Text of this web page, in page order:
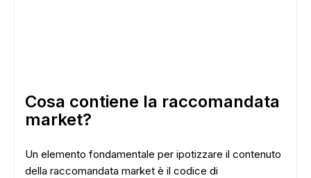
Cosa contiene la raccomandata
market?
Un elemento fondamentale per ipotizzare il contenuto
della raccomandata market è il codice di